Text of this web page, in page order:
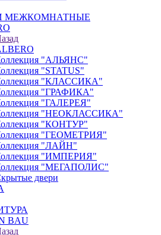
МЕЖКОМНАТНЫЕ
"АЛЬЯНС"
"STATUS"
"КЛАССИКА"
"ГРАФИКА"
"ГАЛЕРЕЯ"
"НЕОКЛАССИКА"
"КОНТУР"
"ГЕОМЕТРИЯ"
"ЛАЙН"
"ИМПЕРИЯ"
"МЕГАПОЛИС"
двери
BAU